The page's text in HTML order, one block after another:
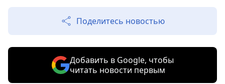
Поделитесь новостью
Добавить в Google, чтобы
читать новости первым